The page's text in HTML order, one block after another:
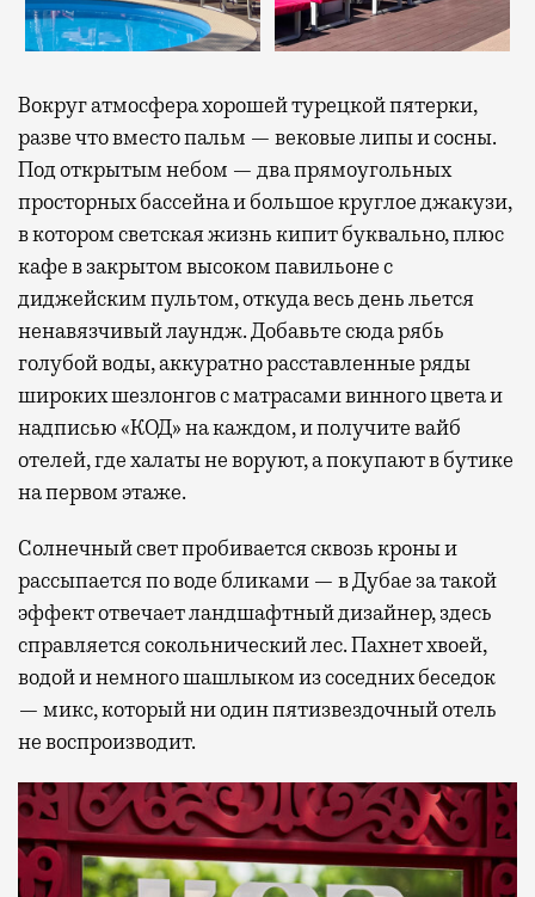
Вокруг атмосфера хорошей турецкой пятерки,
разве что вместо пальм — вековые липы и сосны.
Под открытым небом — два прямоугольных
просторных бассейна и большое круглое джакузи,
в котором светская жизнь кипит буквально, плюс
кафе в закрытом высоком павильоне с
диджейским пультом, откуда весь день льется
ненавязчивый лаундж. Добавьте сюда рябь
голубой воды, аккуратно расставленные ряды
широких шезлонгов с матрасами винного цвета и
надписью «КОД» на каждом, и получите вайб
отелей, где халаты не воруют, а покупают в бутике
на первом этаже.
Солнечный свет пробивается сквозь кроны и
рассыпается по воде бликами — в Дубае за такой
эффект отвечает ландшафтный дизайнер, здесь
справляется сокольнический лес. Пахнет хвоей,
водой и немного шашлыком из соседних беседок
— микс, который ни один пятизвездочный отель
не воспроизводит.